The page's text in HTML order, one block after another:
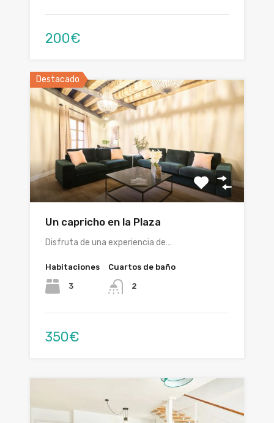
200€
Destacado
Un capricho en la Plaza
Disfruta de una experiencia de…
Habitaciones
3
Cuartos de baño
2
350€